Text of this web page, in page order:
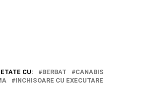
CU: BERBAT
CANABIS
INCHISOARE CU EXECUTARE